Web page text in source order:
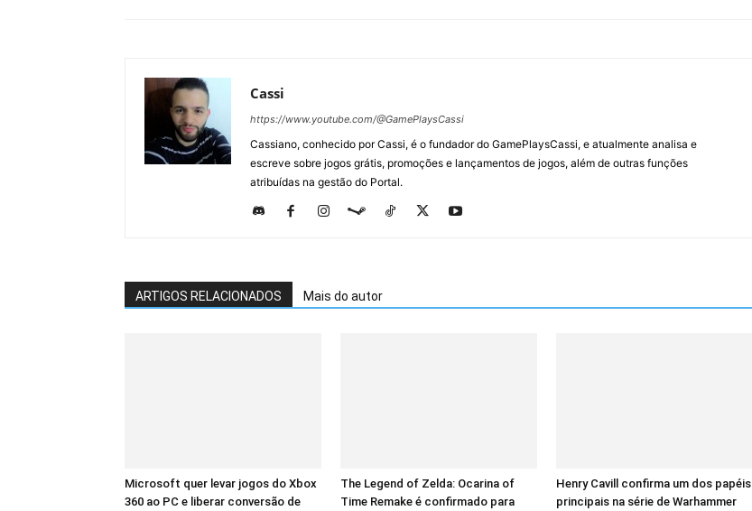
Cassi
https://www.youtube.com/@GamePlaysCassi
Cassiano, conhecido por Cassi, é o fundador do GamePlaysCassi, e atualmente analisa e
escreve sobre jogos grátis, promoções e lançamentos de jogos, além de outras funções
atribuídas na gestão do Portal.
ARTIGOS RELACIONADOS Mais do autor
Microsoft quer levar jogos do Xbox
360 ao PC e liberar conversão de
The Legend of Zelda: Ocarina of
Time Remake é confirmado para
Henry Cavill confirma um dos papéis
principais na série de Warhammer